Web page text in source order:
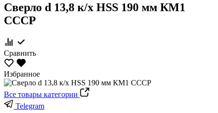
Сверло d 13,8 к/х HSS 190 мм КМ1
СССР
Сравнить
Избранное
Все товары категории
Telegram